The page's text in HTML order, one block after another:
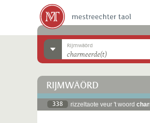
Rijmwäörd
RIJMWÄÖRD
338 rizzeltaote veur 't woord